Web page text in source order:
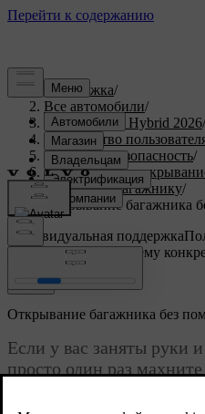
Поддержка/
Все автомобили/
XC90 Plug-in Hybrid 2026/
Руководство
Посадка и безопасность/
Открывание и
Доступ к багажнику/
Открывание багажника
Индивидуальная поддержка
информацию по вашему
Войти
Открывание багажника без
Если у вас заняты руки
просто один раз